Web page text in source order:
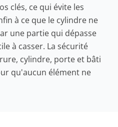
clés, ce qui évite les
à ce que le cylindre ne
une partie qui dépasse
à casser. La sécurité
cylindre, porte et bâti
qu'aucun élément ne